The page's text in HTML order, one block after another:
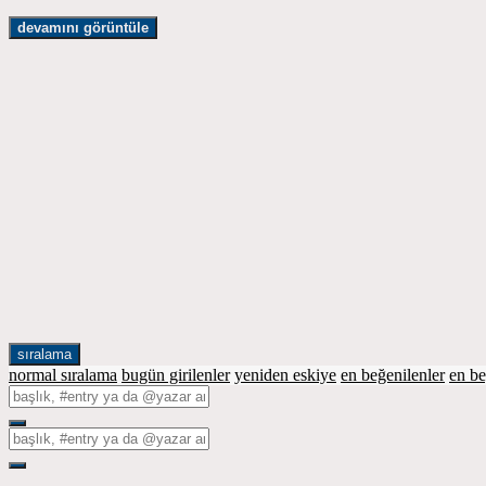
devamını görüntüle
sıralama
normal sıralama bugün girilenler yeniden eskiye en beğenilenler en